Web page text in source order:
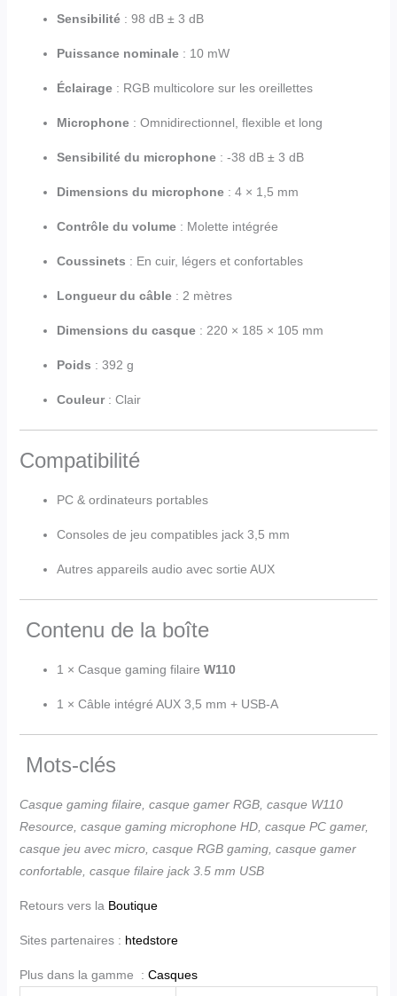
Sensibilité: 98 dB ± 3 dB
Puissance nominale: 10 mW
Éclairage: RGB multicolore sur les oreillettes
Microphone: Omnidirectionnel, flexible et long
Sensibilité du microphone: -38 dB ± 3 dB
Dimensions du microphone: 4 × 1,5 mm
Contrôle du volume: Molette intégrée
Coussinets : En cuir, légers et confortables
Longueur du câble: 2 mètres
Dimensions du casque: 220 × 185 × 105 mm
Poids : 392 g
Couleur: Clair
Compatibilité
PC & ordinateurs portables
Consoles de jeu compatibles jack 3,5 mm
Autres appareils audio avec sortie AUX
Contenu de la boîte
1 × Casque gaming filaire W110
1 × Câble intégré AUX 3,5 mm + USB-A
Mots-clés
Casque gaming filaire, casque gamer RGB, casque W110
Resource, casque gaming microphone HD, casque PC gamer,
casque jeu avec micro, casque RGB gaming, casque gamer
confortable, casque filaire jack 3.5 mm USB
Retours vers la Boutique
Sites partenaires : htedstore
Plus dans la gamme : Casques